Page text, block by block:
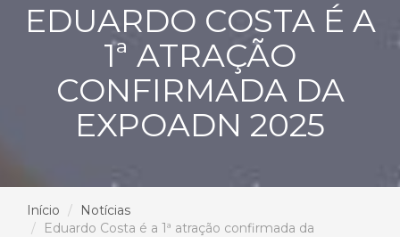
EDUARDO COSTA É A
1ª ATRAÇÃO
CONFIRMADA DA
EXPOADN 2025
Início
Notícias
Eduardo Costa é a 1ª atração confirmada da